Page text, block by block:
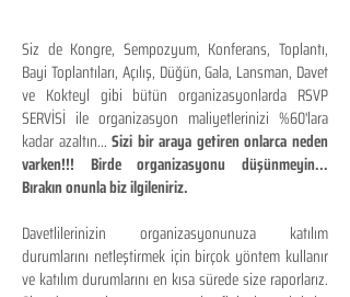
Siz de Kongre, Sempozyum, Konferans, Toplantı,
Bayi Toplantıları, Açılış, Düğün, Gala, Lansman, Davet
ve Kokteyl gibi bütün organizasyonlarda RSVP
SERVİSİ ile organizasyon maliyetlerinizi %60'lara
kadar azaltın...Sizi bir araya getiren onlarca neden
varken!!! Birde organizasyonu düşünmeyin...
Bırakın onunla biz ilgileniriz.
Davetlilerinizin organizasyonunuza katılım
durumlarını netleştirmek için birçok yöntem kullanır
ve katılım durumlarını en kısa sürede size raporlarız.